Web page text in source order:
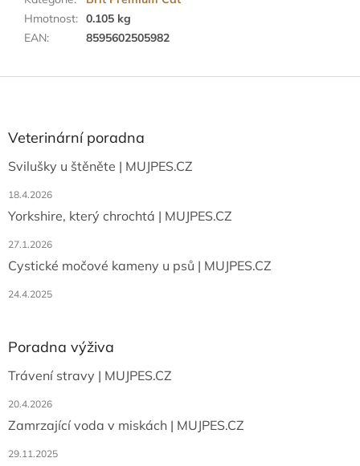
Hmotnost: 0.105 kg
EAN: 8595602505982
aVeterinární poradna
Svilušky u štěněte | MUJPES.CZ
18.4.2026
Yorkshire, který chrochtá | MUJPES.CZ
27.1.2026
Cystické močové kameny u psů | MUJPES.CZ
24.4.2025
Poradna výživa
Trávení stravy | MUJPES.CZ
20.4.2026
Zamrzající voda v miskách | MUJPES.CZ
29.11.2025